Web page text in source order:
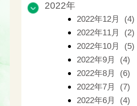
2022年
2022年12月 (4)
2022年11月 (2)
2022年10月 (5)
2022年9月 (4)
2022年8月 (6)
2022年7月 (7)
2022年6月 (4)